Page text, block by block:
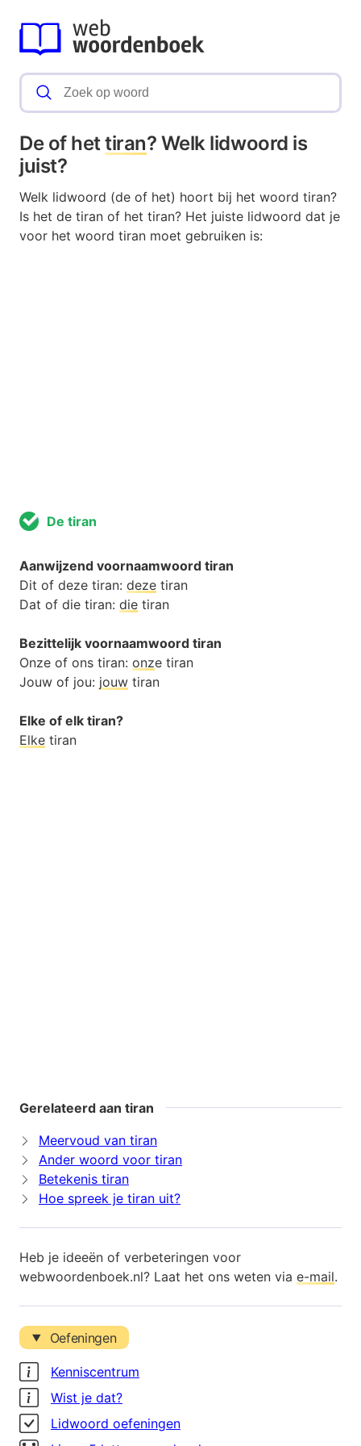
De of hettiran? Welk lidwoord is
juist?
Welk lidwoord (de of het) hoort bij het woord tiran?
Is het de tiran of het tiran? Het juiste lidwoord dat je
voor het woord tiran moet gebruiken is:
De tiran
Aanwijzend voornaamwoord tiran
Dit of deze tiran: deze tiran
Dat of die tiran: die tiran
Bezittelijk voornaamwoord tiran
Onze of ons tiran: onze tiran
Jouw of jou: jouw tiran
Elke of elk tiran?
Elke tiran
Gerelateerd aan tiran
Meervoud van tiran
Ander woord voor tiran
Betekenis tiran
Hoe spreek je tiran uit?
Heb je ideeën of verbeteringen voor
webwoordenboek.nl? Laat het ons weten via e-mail.
Oefeningen
Kenniscentrum
Wist je dat?
Lidwoord oefeningen